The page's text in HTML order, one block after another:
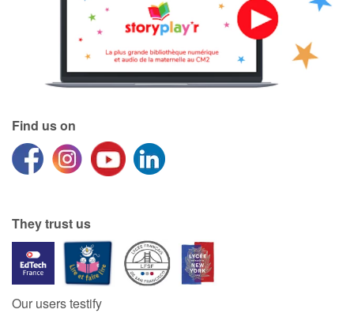
Find us on
They trust us
Our users testify